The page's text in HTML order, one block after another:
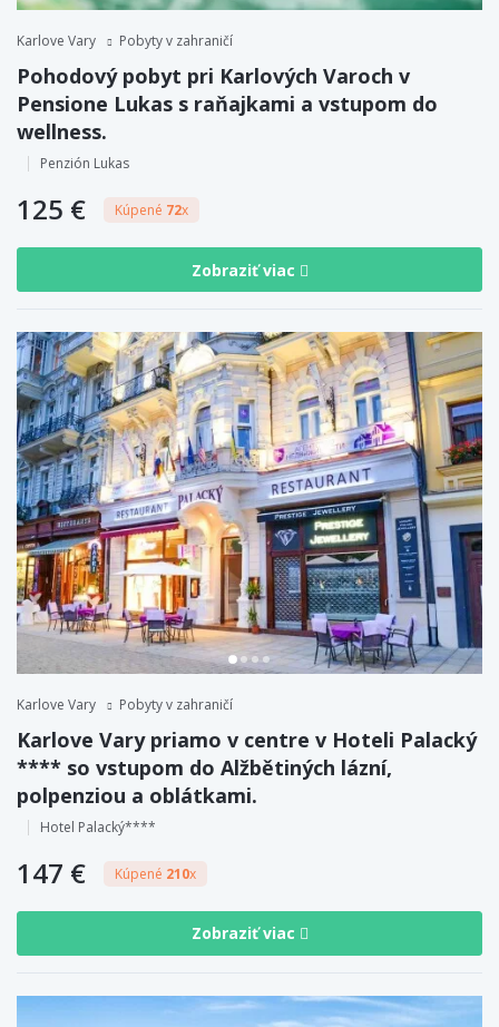
Karlove Vary Pobyty v zahraničí
Pohodový pobyt pri Karlových Varoch v
Pensione Lukas s raňajkami a vstupom do
wellness.
Penzión Lukas
125 € Kúpené 72x
Zobraziť viac
Karlove Vary Pobyty v zahraničí
Karlove Vary priamo v centre v Hoteli Palacký
**** so vstupom do Alžbětiných lázní,
polpenziou a oblátkami.
Hotel Palacký****
147 € Kúpené 210x
Zobraziť viac